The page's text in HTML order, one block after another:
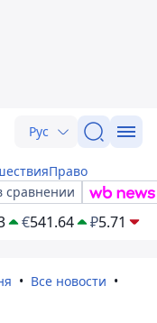
Рус
Право
сравнении
€541.64 ₽5.71
Все новости